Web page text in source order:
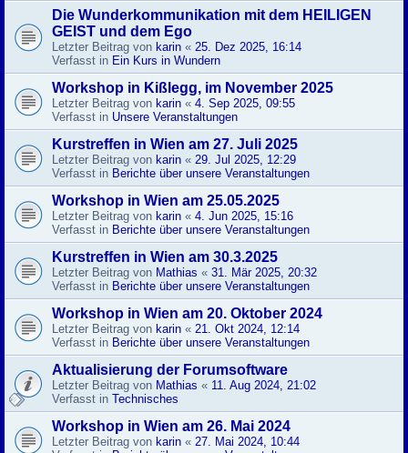
Die Wunderkommunikation mit dem HEILIGEN
GEIST und dem Ego
Letzter Beitrag von karin « 25. Dez 2025, 16:14
Verfasst in Ein Kurs in Wundern
Workshop in Kißlegg, im November 2025
Letzter Beitrag von karin « 4. Sep 2025, 09:55
Verfasst in Unsere Veranstaltungen
Kurstreffen in Wien am 27. Juli 2025
Letzter Beitrag von karin « 29. Jul 2025, 12:29
Verfasst in Berichte über unsere Veranstaltungen
Workshop in Wien am 25.05.2025
Letzter Beitrag von karin « 4. Jun 2025, 15:16
Verfasst in Berichte über unsere Veranstaltungen
Kurstreffen in Wien am 30.3.2025
Letzter Beitrag von Mathias « 31. Mär 2025, 20:32
Verfasst in Berichte über unsere Veranstaltungen
Workshop in Wien am 20. Oktober 2024
Letzter Beitrag von karin « 21. Okt 2024, 12:14
Verfasst in Berichte über unsere Veranstaltungen
Aktualisierung der Forumsoftware
Letzter Beitrag von Mathias « 11. Aug 2024, 21:02
Verfasst in Technisches
Workshop in Wien am 26. Mai 2024
Letzter Beitrag von karin « 27. Mai 2024, 10:44